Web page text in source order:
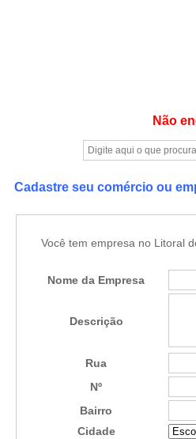
Não
Cadastre seu comércio ou
Você tem empresa no Litoral
Nome da Empresa
Descrição
Rua
Nº
Bairro
Cidade